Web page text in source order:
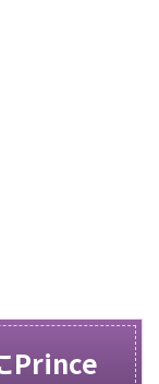
Prince